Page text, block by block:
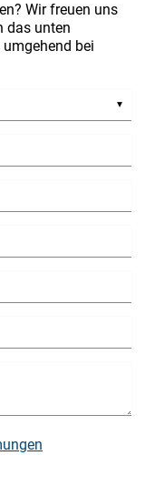
Wir freuen uns
das unten
bei